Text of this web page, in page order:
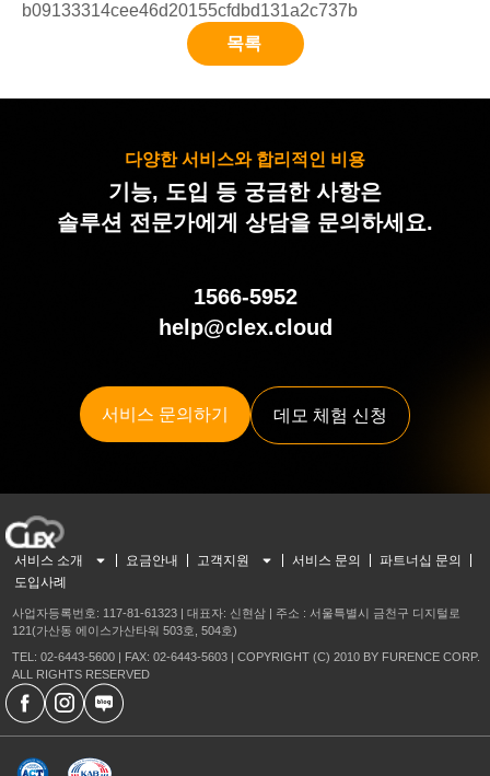
b09133314cee46d20155cfdbd131a2c737b
목록
다양한 서비스와 합리적인 비용
기능, 도입 등 궁금한 사항은
솔루션 전문가에게 상담을 문의하세요.
1566-5952
help@clex.cloud
서비스 문의하기 데모 체험 신청
서비스 소개 요금안내 고객지원 서비스 문의
파트너십 문의
도입사례
사업자등록번호: 117-81-61323 | 대표자: 신현삼 | 주소 : 서울특별시 금천구 디지털로
121(가산동 에이스가산타워 503호, 504호)
TEL: 02-6443-5600 | FAX: 02-6443-5603 | COPYRIGHT (C) 2010 BY FURENCE CORP.
ALL RIGHTS RESERVED